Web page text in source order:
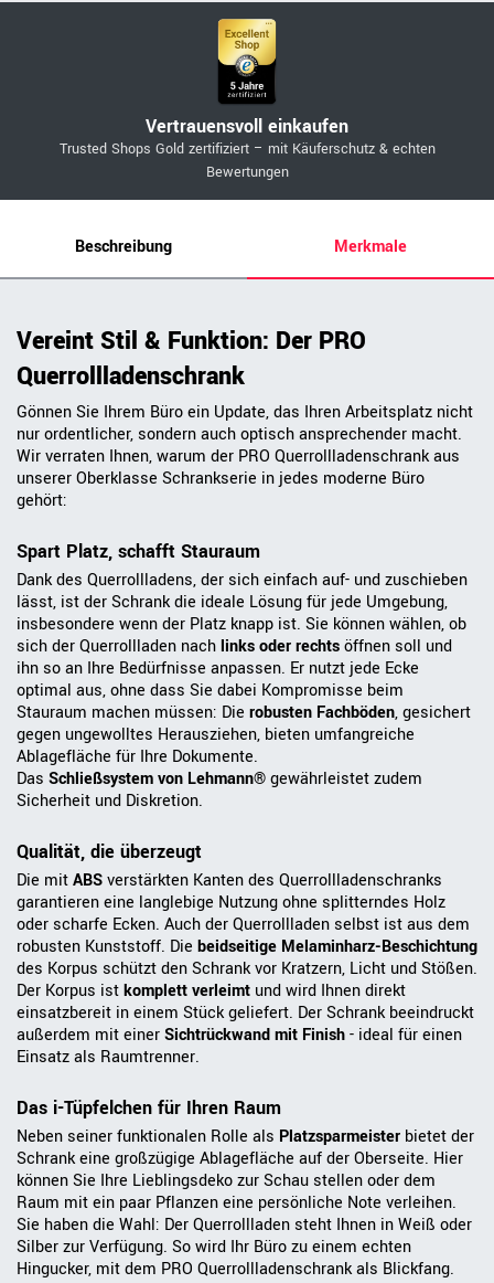
Vertrauensvoll einkaufen
Trusted Shops Gold zertifiziert – mit Käuferschutz & echten
Bewertungen
Beschreibung Merkmale
Vereint Stil & Funktion: Der PRO
Querrollladenschrank
Gönnen Sie Ihrem Büro ein Update, das Ihren Arbeitsplatz nicht
nur ordentlicher, sondern auch optisch ansprechender macht.
Wir verraten Ihnen, warum der PRO Querrollladenschrank aus
unserer Oberklasse Schrankserie in jedes moderne Büro
gehört:
Spart Platz, schafft Stauraum
Dank des Querrollladens, der sich einfach auf- und zuschieben
lässt, ist der Schrank die ideale Lösung für jede Umgebung,
insbesondere wenn der Platz knapp ist. Sie können wählen, ob
sich der Querrollladen nachlinks oder rechtsöffnen soll und
ihn so an Ihre Bedürfnisse anpassen. Er nutzt jede Ecke
optimal aus, ohne dass Sie dabei Kompromisse beim
Stauraum machen müssen: Die robusten Fachböden, gesichert
gegen ungewolltes Herausziehen, bieten umfangreiche
Ablagefläche für Ihre Dokumente.
Das Schließsystem von Lehmann®gewährleistet zudem
Sicherheit und Diskretion.
Qualität, die überzeugt
Die mitABSverstärkten Kanten des Querrollladenschranks
garantieren eine langlebige Nutzung ohne splitterndes Holz
oder scharfe Ecken. Auch der Querrollladen selbst ist aus dem
robusten Kunststoff. Die beidseitige Melaminharz-Beschichtung
des Korpus schützt den Schrank vor Kratzern, Licht und Stößen.
Der Korpus istkomplett verleimt und wird Ihnen direkt
einsatzbereit in einem Stück geliefert. Der Schrank beeindruckt
außerdem mit einerSichtrückwand mit Finish- ideal für einen
Einsatz als Raumtrenner.
Das i-Tüpfelchen für Ihren Raum
Neben seiner funktionalen Rolle als Platzsparmeister bietet der
Schrank eine großzügige Ablagefläche auf der Oberseite. Hier
können Sie Ihre Lieblingsdeko zur Schau stellen oder dem
Raum mit ein paar Pflanzen eine persönliche Note verleihen.
Sie haben die Wahl: Der Querrollladen steht Ihnen in Weiß oder
Silber zur Verfügung. So wird Ihr Büro zu einem echten
Hingucker, mit dem PRO Querrollladenschrank als Blickfang.